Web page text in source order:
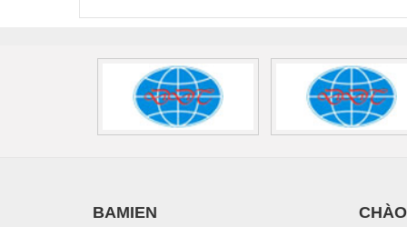
Thiết bị viễn thông
Thủy lực-Thiết bị
Thủy sản - Trang thiết bị
Vật liệu mài mòn
BAMIEN